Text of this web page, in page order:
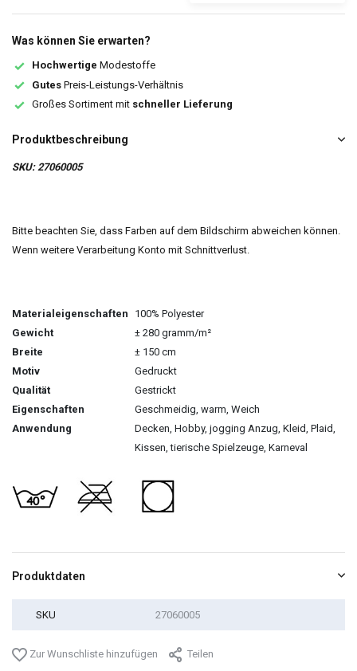
Was können Sie erwarten?
Hochwertige Modestoffe
Gutes Preis-Leistungs-Verhältnis
Großes Sortiment mit schneller Lieferung
Produktbeschreibung
SKU: 27060005
Bitte beachten Sie, dass Farben auf dem Bildschirm abweichen können.
Wenn weitere Verarbeitung Konto mit Schnittverlust.
Materialeigenschaften
100% Polyester
Gewicht
± 280 gramm/m²
Breite
± 150 cm
Motiv
Gedruckt
Qualität
Gestrickt
Eigenschaften
Geschmeidig, warm, Weich
Anwendung
Decken, Hobby, jogging Anzug, Kleid, Plaid,
Kissen, tierische Spielzeuge, Karneval
Produktdaten
SKU 27060005
Zur Wunschliste hinzufügen Teilen